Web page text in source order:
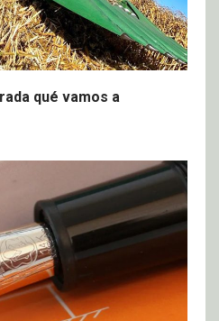
qué vamos a